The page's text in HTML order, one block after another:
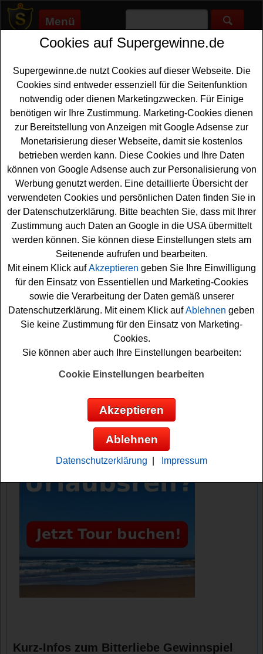
Menü
Supergewinne.de>Gewinnspiele>Reise Gewinnspiele>
Anzeige:
Anzeige:
Bitterliebe Gewinnspiel -
entspannenden Urlaub gewinnen
Wer gern einen entspannendenUrlaub gewinnen
möchte, sollte bei diesem kostenlosen Bitterliebe
Gewinnspiel mitmachen. Verlost wird ein 10 Tage Detox-
Intensiv Urlaub mit Neue Wege Reisen im Mandira
Resort im Wert von ca. 3840 Euro. Mit etwas Glück
können Sie diesen schönen Urlaub gewinnen.
Falls Sie bei dem Bitterliebe Gewinnspiel kostenlos
mitmachen möchten, müssen Sie kurz das kleine
Formular ausfüllen und können sich damit schon Ihre
Gewinnchance sichern. Vielleicht haben Sie ja Glück
und können schön bald zu einem entspannenden Urlaub
starten? Viel Erfolg bei der Teilnahme!
Bitterliebe verlost einen 10-tägigen Detox
Anzeige:
Kurz-Infos zum Bitterliebe Gewinnspiel
Cookies auf Supergewinne.de
Supergewinne.de nutzt Cookies auf dieser Webseite. Die
Cookies sind entweder essenziell für die Seitenfunktion
notwendig oder dienen Marketingzwecken. Für Einige
benötigen wir Ihre Zustimmung. Marketing-Cookies dienen
zur Bereitstellung von Anzeigen mit Google Adsense zur
Monetarisierung dieser Webseite, damit sie kostenlos
betrieben werden kann. Diese Cookies und Ihre Daten
können von Google Adsense auch zur Personalisierung von
Werbung genutzt werden. Eine detaillierte Übersicht der
verwendeten Cookies und persönlichen Daten finden Sie in
der Datenschutzerklärung. Bitte beachten Sie, dass mit Ihrer
Zustimmung auch Daten an Google in die USA übermittelt
werden können. Sie können diese Einstellungen stets am
Seitenende aufrufen und bearbeiten.
Mit einem Klick aufAkzeptieren geben Sie Ihre Einwilligung
für den Einsatz von Essentiellen und Marketing-Cookies
sowie die Verarbeitung der Daten gemäß unserer
Datenschutzerklärung. Mit einem Klick aufAblehnen geben
Sie keine Zustimmung für den Einsatz von Marketing-
Cookies.
Sie können aber auch Ihre Einstellungen bearbeiten:
Cookie Einstellungen bearbeiten
Akzeptieren
Ablehnen
Datenschutzerklärung Impressum